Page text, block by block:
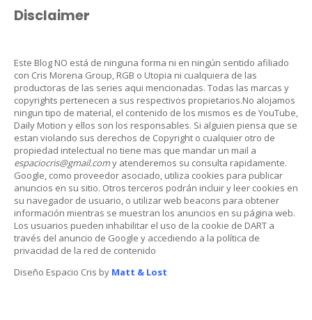
Disclaimer
Este Blog NO está de ninguna forma ni en ningún sentido afiliado
con Cris Morena Group, RGB o Utopia ni cualquiera de las
productoras de las series aqui mencionadas. Todas las marcas y
copyrights pertenecen a sus respectivos propietarios.No alojamos
ningun tipo de material, el contenido de los mismos es de YouTube,
Daily Motion y ellos son los responsables. Si alguien piensa que se
estan violando sus derechos de Copyright o cualquier otro de
propiedad intelectual no tiene mas que mandar un mail a
espaciocris@gmail.comy atenderemos su consulta rapidamente.
Google, como proveedor asociado, utiliza cookies para publicar
anuncios en su sitio. Otros terceros podrán incluir y leer cookies en
su navegador de usuario, o utilizar web beacons para obtener
información mientras se muestran los anuncios en su página web.
Los usuarios pueden inhabilitar el uso de la cookie de DART a
través del anuncio de Google y accediendo a la política de
privacidad de la red de contenido
Diseño Espacio Cris by Matt & Lost